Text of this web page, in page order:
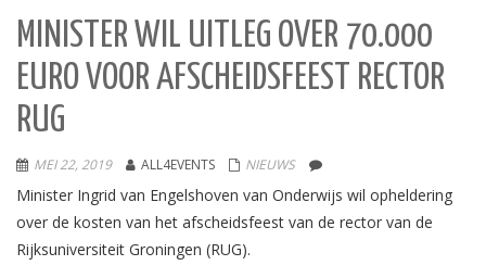
MINISTER WIL UITLEG OVER 70.000
EURO VOOR AFSCHEIDSFEEST RECTOR
RUG
MEI 22, 2019 ALL4EVENTS NIEUWS
Minister Ingrid van Engelshoven van Onderwijs wil opheldering
over de kosten van het afscheidsfeest van de rector van de
Rijksuniversiteit Groningen (RUG).